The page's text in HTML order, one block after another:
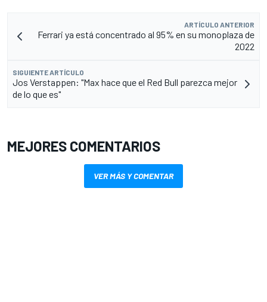
ARTÍCULO ANTERIOR
Ferrari ya está concentrado al 95% en su monoplaza de
2022
SIGUIENTE ARTÍCULO
Jos Verstappen: "Max hace que el Red Bull parezca mejor
de lo que es"
MEJORES COMENTARIOS
VER MÁS Y COMENTAR